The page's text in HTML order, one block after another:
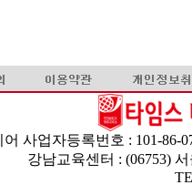
사업자등록번호 : 101-86-
강남교육센터 : (06753)